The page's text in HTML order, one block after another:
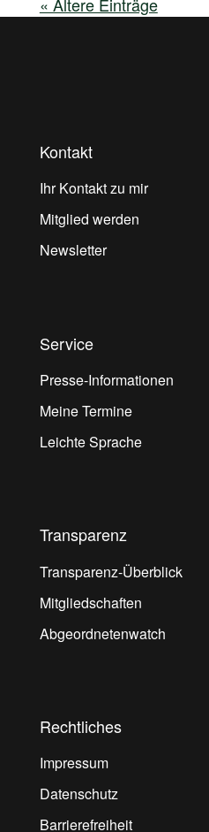
Kontakt
Ihr Kontakt zu mir
Mitglied werden
Newsletter
Service
Presse-Informationen
Meine Termine
Leichte Sprache
Transparenz
Transparenz-Überblick
Mitgliedschaften
Abgeordnetenwatch
Rechtliches
Impressum
Datenschutz
Barrierefreiheit